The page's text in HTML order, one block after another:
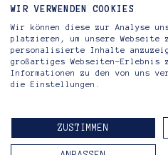
Tefaf Art Market Report
Gerhard Richter –
Riva di Morcote Fine Arts
KONTAKT
IMPRESSUM
DATENSCHUTZERKLÄRUNG
WIR VERWENDEN COOKIES
Wir können diese zur Analyse
platzieren, um unsere Webseite
personalisierte Inhalte
großartiges Webseiten-
Informationen zu den von uns
die Einstellungen.
ZUSTIMMEN